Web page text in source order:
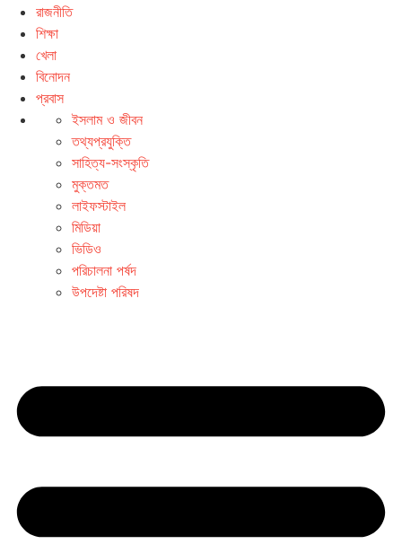
রাজনীতি
শিক্ষা
খেলা
বিনোদন
প্রবাস
ইসলাম ও জীবন
তথ্যপ্রযুক্তি
সাহিত্য-সংস্কৃতি
মুক্তমত
লাইফস্টাইল
মিডিয়া
ভিডিও
পরিচালনা পর্ষদ
উপদেষ্টা পরিষদ